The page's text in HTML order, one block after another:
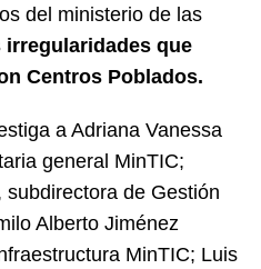
del ministerio de las
irregularidades que
Centros Poblados.
a Adriana Vanessa
general MinTIC;
de Gestión
Alberto Jiménez
MinTIC; Luis